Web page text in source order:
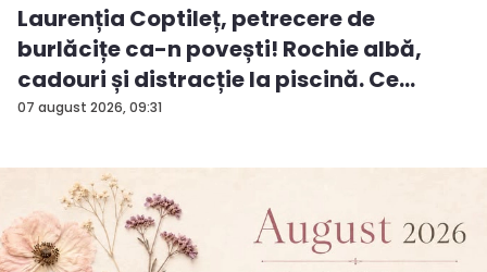
07 august 2026, 09:31
Laurenția Coptileț, petrecere de
burlăcițe ca-n povești! Rochie albă,
cadouri și distracție la piscină. Ce
surp...